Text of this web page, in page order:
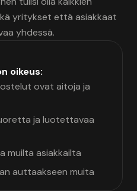
yritykset että asiakkaat
yhdessä.
oikeus:
ovat aitoja ja
ja luotettavaa
muilta asiakkailta
auttaakseen muita